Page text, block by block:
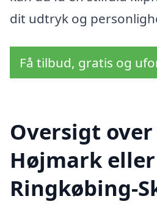
dit udtryk og
Få tilbud, gratis og
Oversigt
Højmark
Ringkøbing-